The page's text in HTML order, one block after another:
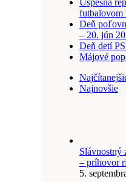
Úspešná
futbalovom
Deň
– 20. jún
Deň detí
Májové
Najnovšie
Slávnostný
– príhovor
5.